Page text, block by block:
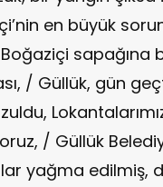
en büyük
sapağına
/ Güllük, gün
/ Güllük
yağma edilmiş,